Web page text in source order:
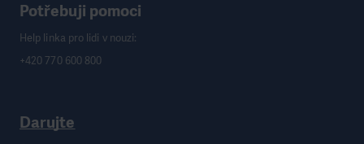
Potřebuji pomoci
Help linka pro lidi v nouzi:
+420 770 600 800
Darujte